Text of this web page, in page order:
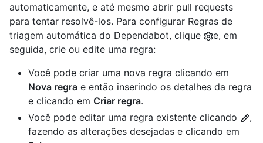
automaticamente, e até mesmo abrir pull requests
para tentar resolvê-los. Para configurar Regras de
triagem automática do Dependabot, clique
e, em
seguida, crie ou edite uma regra:
Você pode criar uma nova regra clicando em
Nova regra e então inserindo os detalhes da regra
e clicando em Criar regra.
Você pode editar uma regra existente clicando
,
fazendo as alterações desejadas e clicando em